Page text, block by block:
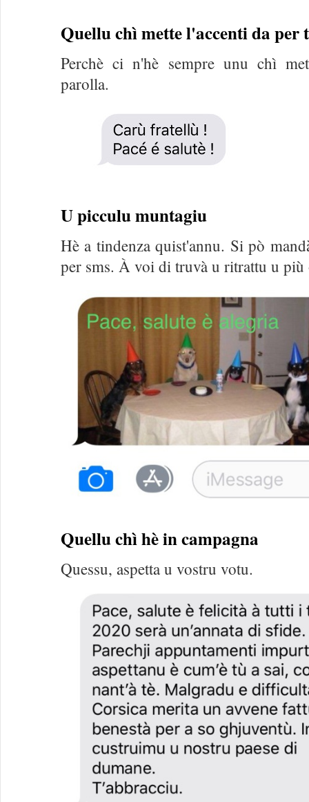
Quellu chì mette l'accenti da per
Perchè ci n'hè sempre unu chì
parolla.
U picculu muntagiu
Hè a tindenza quist'annu. Si pò
per sms. À voi di truvà u ritrattu u
Quellu chì hè in campagna
Quessu, aspetta u vostru votu.